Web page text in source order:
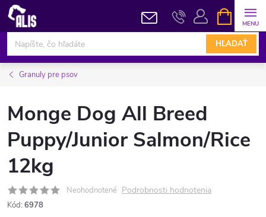
Prejsť
obsah
HĽADAŤ
KOŠÍK
Granuly pre psov
Monge Dog All Breed
Puppy/Junior Salmon/Rice
12kg
Neohodnotené Podrobnosti hodnotenia
Kód: 6978